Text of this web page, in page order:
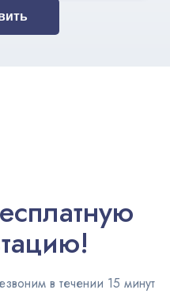
в течении 15 минут